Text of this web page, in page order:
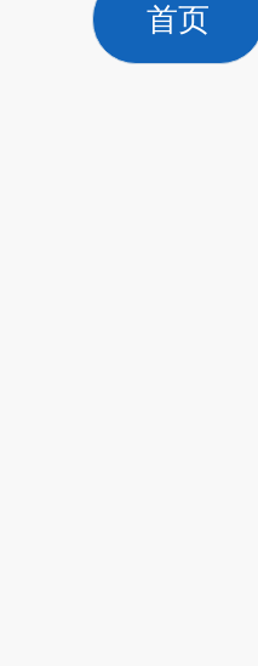
首页